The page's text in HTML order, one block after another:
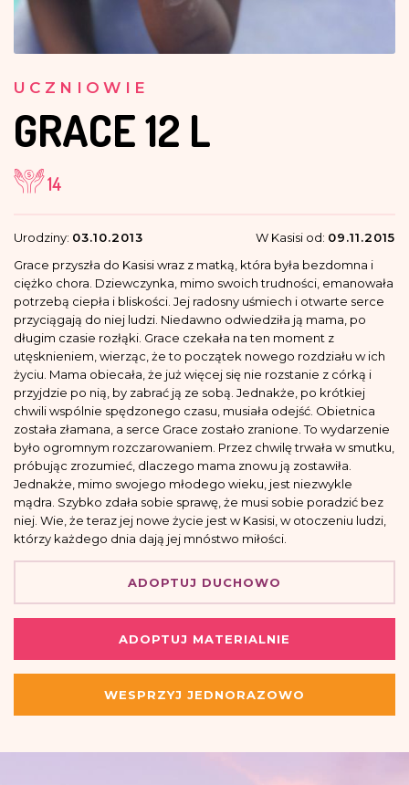
UCZNIOWIE
GRACE12 L
14
Urodziny: 03.10.2013 W Kasisi od: 09.11.2015
Grace przyszła do Kasisi wraz z matką, która była bezdomna i
ciężko chora. Dziewczynka, mimo swoich trudności, emanowała
potrzebą ciepła i bliskości. Jej radosny uśmiech i otwarte serce
przyciągają do niej ludzi. Niedawno odwiedziła ją mama, po
długim czasie rozłąki. Grace czekała na ten moment z
utęsknieniem, wierząc, że to początek nowego rozdziału w ich
życiu. Mama obiecała, że już więcej się nie rozstanie z córką i
przyjdzie po nią, by zabrać ją ze sobą. Jednakże, po krótkiej
chwili wspólnie spędzonego czasu, musiała odejść. Obietnica
została złamana, a serce Grace zostało zranione. To wydarzenie
było ogromnym rozczarowaniem. Przez chwilę trwała w smutku,
próbując zrozumieć, dlaczego mama znowu ją zostawiła.
Jednakże, mimo swojego młodego wieku, jest niezwykle
mądra. Szybko zdała sobie sprawę, że musi sobie poradzić bez
niej. Wie, że teraz jej nowe życie jest w Kasisi, w otoczeniu ludzi,
którzy każdego dnia dają jej mnóstwo miłości.
ADOPTUJ DUCHOWO
ADOPTUJ MATERIALNIE
WESPRZYJ JEDNORAZOWO